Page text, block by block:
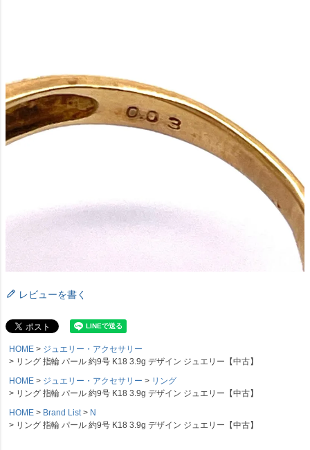
レビューを書く
HOME
ジュエリー・アクセサリー
リング 指輪 パール 約9号 K18 3.9g デザイン ジュエリー【中古】
HOME
ジュエリー・アクセサリー
リング
リング 指輪 パール 約9号 K18 3.9g デザイン ジュエリー【中古】
HOME
Brand List
N
リング 指輪 パール 約9号 K18 3.9g デザイン ジュエリー【中古】